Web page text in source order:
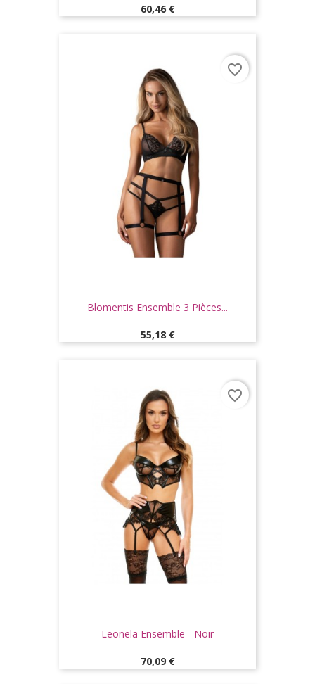
Prix
60,46 €
Blomentis Ensemble 3 Pièces...
Prix
55,18 €
favorite_border
Leonela Ensemble - Noir
Prix
70,09 €
favorite_border